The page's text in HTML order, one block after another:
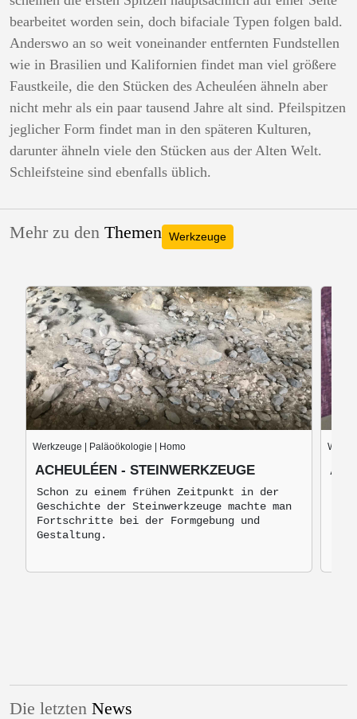
bearbeitet worden sein, doch bifaciale Typen folgen bald.
Anderswo an so weit voneinander entfernten Fundstellen
wie in Brasilien und Kalifornien findet man viel größere
Faustkeile, die den Stücken des Acheuléen ähneln aber
nicht mehr als ein paar tausend Jahre alt sind. Pfeilspitzen
jeglicher Form findet man in den späteren Kulturen,
darunter ähneln viele den Stücken aus der Alten Welt.
Schleifsteine ​​sind ebenfalls üblich.
Mehr zu den Themen Werkzeuge
Werkzeuge | Paläoökologie | Homo
ACHEULÉEN - STEINWERKZEUGE
Schon zu einem frühen Zeitpunkt in der
Geschichte der Steinwerkzeuge machte man
Fortschritte bei der Formgebung und
Gestaltung.
Die letzten News